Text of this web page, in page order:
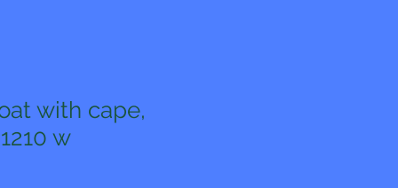
with cape,
w